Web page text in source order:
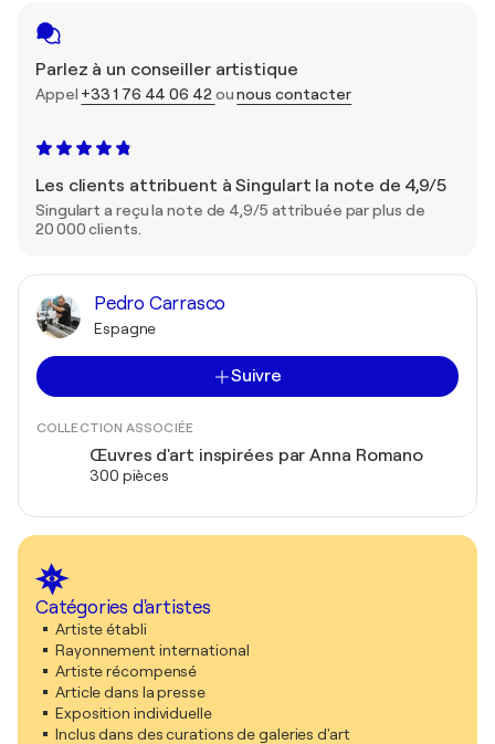
Parlez à un conseiller artistique
Appel +33 1 76 44 06 42ounous contacter
Les clients attribuent à Singulart la note de 4,9/5
Singulart a reçu la note de 4,9/5 attribuée par plus de
20 000 clients.
Pedro Carrasco
Espagne
Suivre
COLLECTION ASSOCIÉE
Œuvres d'art inspirées par Anna Romano
300 pièces
Catégories d'artistes
Artiste établi
Rayonnement international
Artiste récompensé
Article dans la presse
Exposition individuelle
Inclus dans des curations de galeries d'art